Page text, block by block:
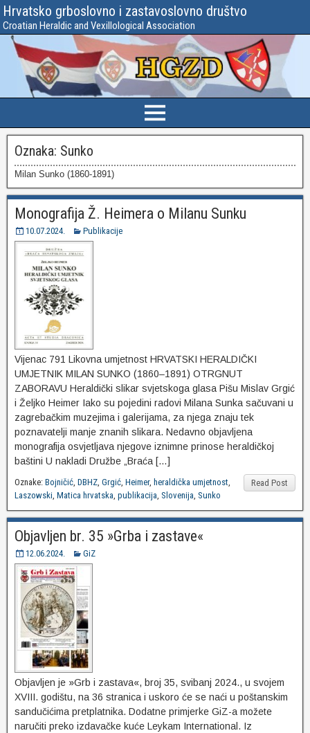
Hrvatsko grboslovno i zastavoslovno društvo
Croatian Heraldic and Vexillological Association
Oznaka: Sunko
Milan Sunko (1860-1891)
Monografija Ž. Heimera o Milanu Sunku
10.07.2024. Publikacije
Vijenac 791 Likovna umjetnost HRVATSKI HERALDIČKI
UMJETNIK MILAN SUNKO (1860‒1891) OTRGNUT
ZABORAVU Heraldički slikar svjetskoga glasa Pišu Mislav Grgić
i Željko Heimer Iako su pojedini radovi Milana Sunka sačuvani u
zagrebačkim muzejima i galerijama, za njega znaju tek
poznavatelji manje znanih slikara. Nedavno objavljena
monografija osvjetljava njegove iznimne prinose heraldičkoj
baštini U nakladi Družbe „Braća […]
Read Post
Oznake: Bojničić, DBHZ, Grgić, Heimer, heraldička umjetnost,
Laszowski, Matica hrvatska, publikacija, Slovenija, Sunko
Objavljen br. 35 »Grba i zastave«
12.06.2024. GiZ
Objavljen je »Grb i zastava«, broj 35, svibanj 2024., u svojem
XVIII. godištu, na 36 stranica i uskoro će se naći u poštanskim
sandučićima pretplatnika. Dodatne primjerke GiZ-a možete
naručiti preko izdavačke kuće Leykam International. Iz